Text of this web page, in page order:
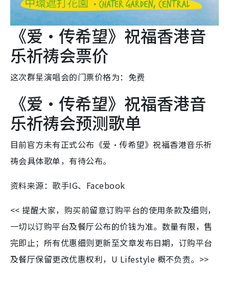
《爱‧传希望》祝福香港音
乐祈祷会票价
这次群星演唱会的门票价格为：免费
《爱‧传希望》祝福香港音
乐祈祷会预测歌单
目前官方未有正式公布《爱‧传希望》祝福香港音乐祈
祷会具体歌单，有待公布。
资料来源：歌手IG、Facebook
<< 提醒大家，购买前留意订购平台的使用条款及细则，
一切以订购平台及餐厅公布的价钱为准。数量有限，售
完即止；所有优惠细则更新至文章发布日期，订购平台
及餐厅保留更改优惠权利，U Lifestyle 概不负责。>>